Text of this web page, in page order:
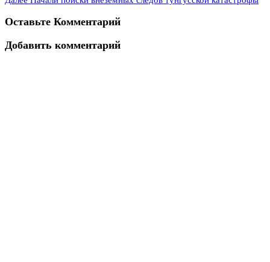
Оставьте Комментарий
Добавить комментарий